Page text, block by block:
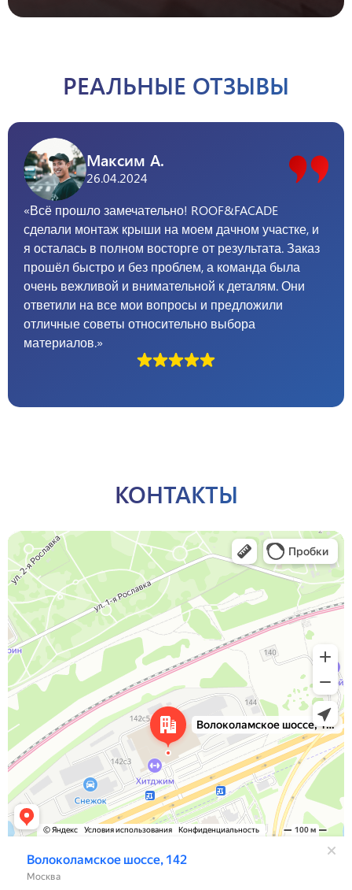
РЕАЛЬНЫЕ ОТЗЫВЫ
Максим А.
26.04.2024
«Всё прошло замечательно! ROOF&FACADE
сделали монтаж крыши на моем дачном участке, и
я осталась в полном восторге от результата. Заказ
прошёл быстро и без проблем, а команда была
очень вежливой и внимательной к деталям. Они
ответили на все мои вопросы и предложили
отличные советы относительно выбора
материалов.»
КОНТАКТЫ